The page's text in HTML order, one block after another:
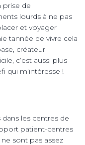
prise de
lourds à ne pas
et voyager
tannée de vivre cela
créateur
c’est aussi plus
qui m’intéresse !
les centres de
patient-centres
sont pas assez